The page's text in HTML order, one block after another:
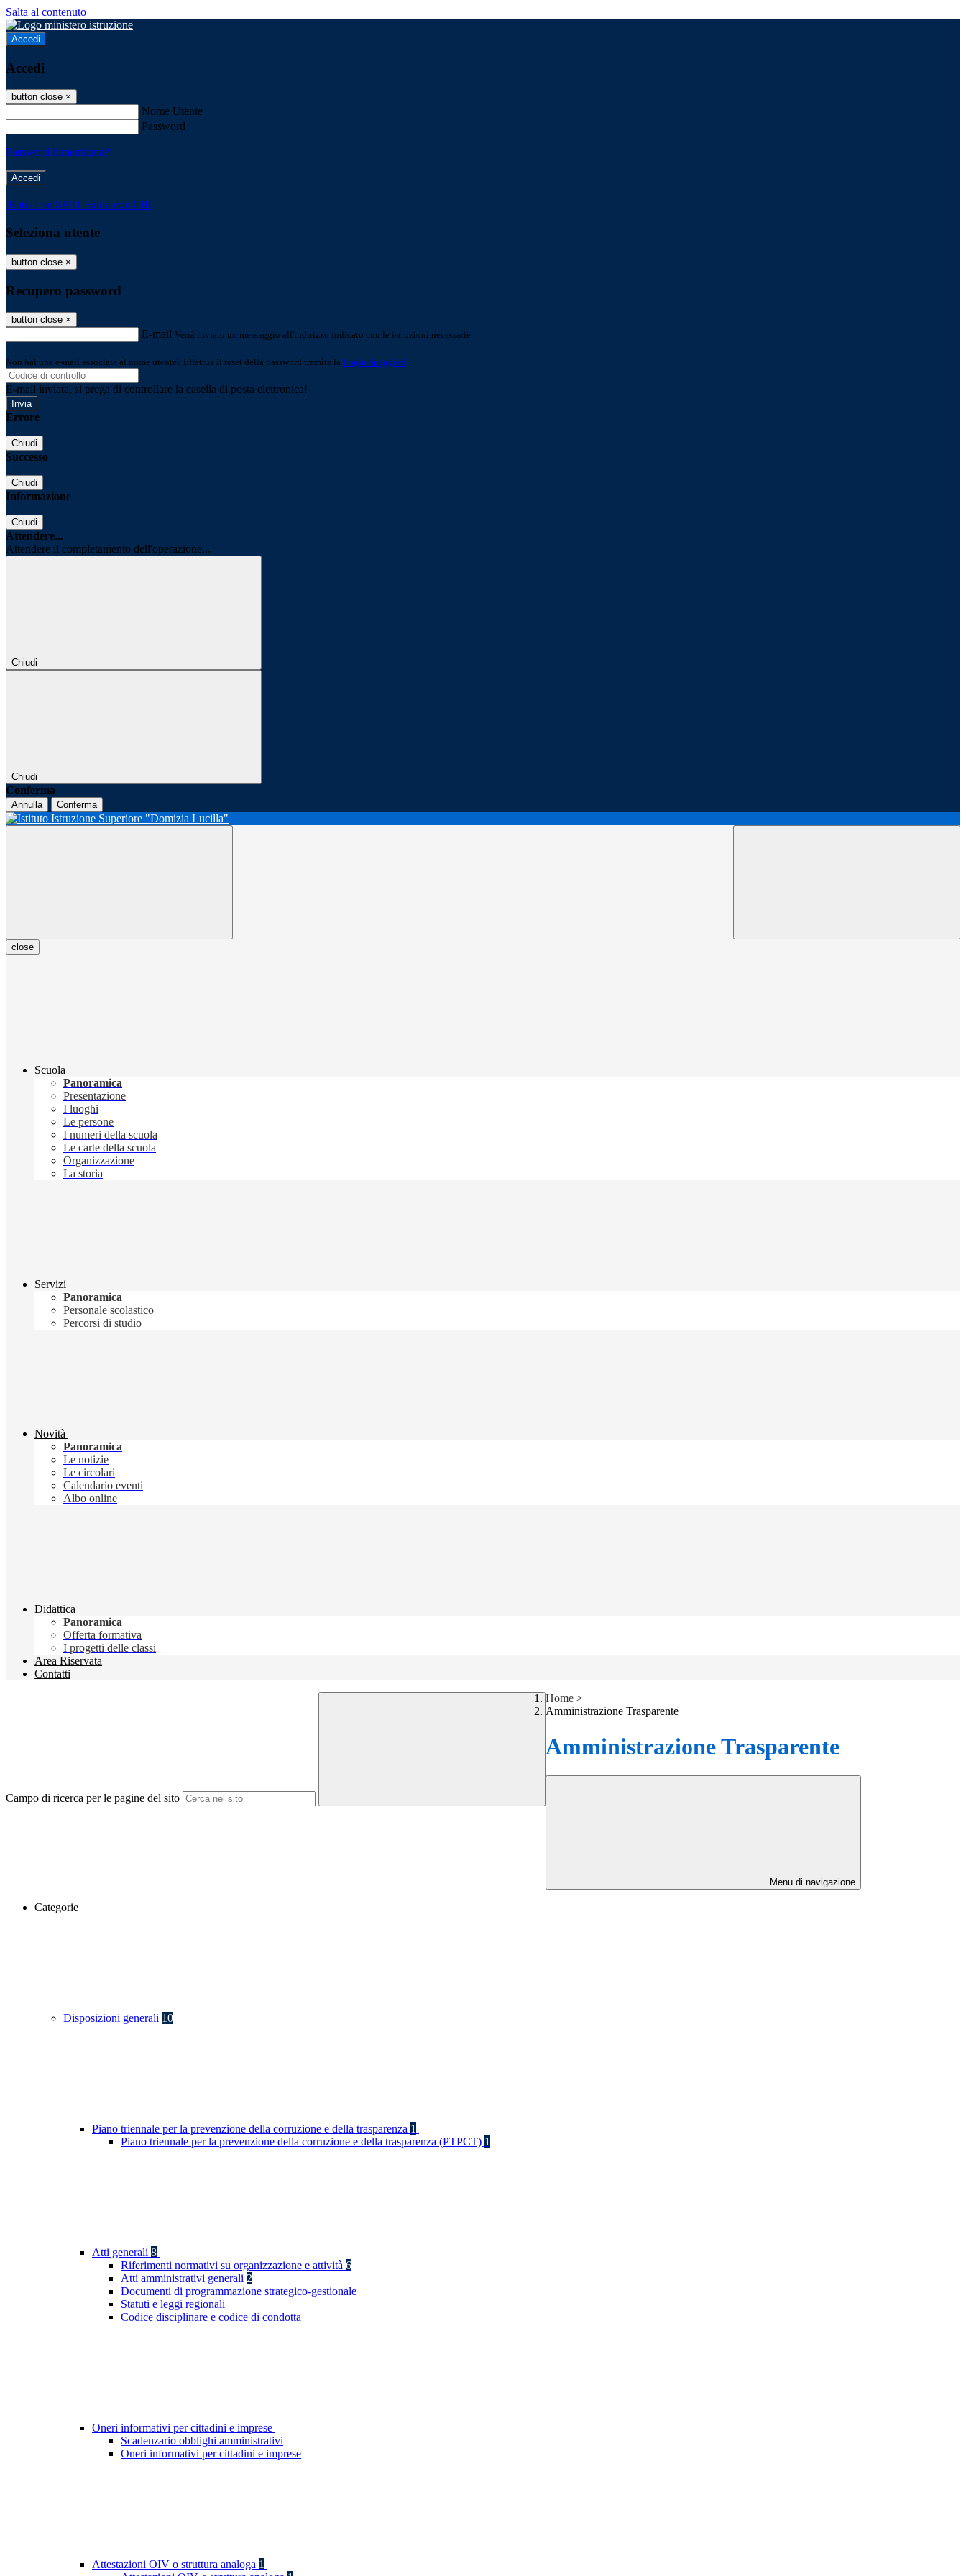
Salta al contenuto
Accedi
Accedi
button close ×
Nome Utente
Password
Password dimenticata?
-
Entra con SPID Entra con CIE
Seleziona utente
button close ×
Recupero password
button close ×
E-mail Verrà inviato un messaggio all'indirizzo indicato con le istruzioni necessarie.
Non hai una e-mail associata al nome utente? Effettua il reset della password tramite la Login Spaggiari
E-mail inviata, si prega di controllare la casella di posta elettronica!
Errore
Chiudi
Successo
Chiudi
Informazione
Chiudi
Attendere...
Attendere il completamento dell'operazione...
Chiudi
Chiudi
Conferma
Annulla Conferma
close
Scuola
Panoramica
Presentazione
I luoghi
Le persone
I numeri della scuola
Le carte della scuola
Organizzazione
La storia
Servizi
Panoramica
Personale scolastico
Percorsi di studio
Novità
Panoramica
Le notizie
Le circolari
Calendario eventi
Albo online
Didattica
Panoramica
Offerta formativa
I progetti delle classi
Area Riservata
Contatti
Campo di ricerca per le pagine del sito
Home >
Amministrazione Trasparente
Amministrazione Trasparente
Menu di navigazione
Categorie
Disposizioni generali 10
Piano triennale per la prevenzione della corruzione e della trasparenza 1
Piano triennale per la prevenzione della corruzione e della trasparenza (PTPCT) 1
Atti generali 8
Riferimenti normativi su organizzazione e attività 6
Atti amministrativi generali 2
Documenti di programmazione strategico-gestionale
Statuti e leggi regionali
Codice disciplinare e codice di condotta
Oneri informativi per cittadini e imprese
Scadenzario obblighi amministrativi
Oneri informativi per cittadini e imprese
Attestazioni OIV o struttura analoga 1